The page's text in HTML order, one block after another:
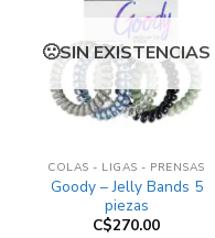
SIN EXISTENCIAS
COLAS - LIGAS - PRENSAS
Goody – Jelly Bands 5
piezas
C$270.00